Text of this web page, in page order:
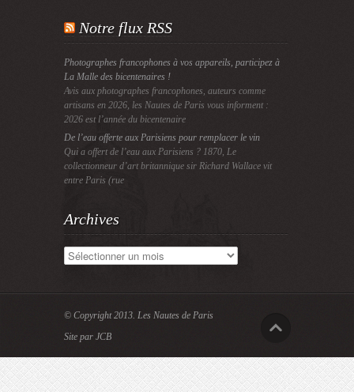
Notre flux RSS
Photographes francophones à vos appareils, participez à
La Malle des bicentenaires !
Avis aux photographes francophones, auteurs comme
artisans en 2026, les Nautes de Paris vous informent :
2026 est l’année du bicentenaire
De l’eau offerte aux Parisiens pour remplacer le vin
Qui a offert de l’eau aux Parisiens ? 1870, Le
collectionneur d’art britannique sir Richard Wallace vit
entre Paris (rue
Archives
Archives
© Copyright 2013. Les Nautes de Paris
Site par JCB